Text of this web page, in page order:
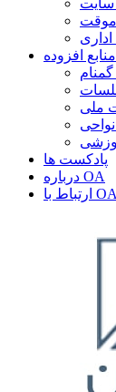
پادکست ها
درباره OA
ارتباط با OA